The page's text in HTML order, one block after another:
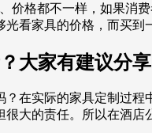
价格都不一样，如果消
看家具的价格，而买
大家有建议分享
在实际的家具定制过
大的责任。所以在酒店